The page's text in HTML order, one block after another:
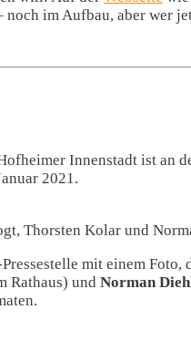
noch im Aufbau, aber wer
Innenstadt ist an
2021.
Thorsten Kolar und
mit einem
Rathaus) und Norman